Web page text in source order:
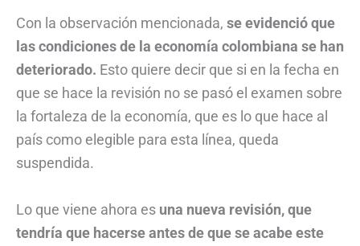
Con la observación mencionada, se evidenció que
las condiciones de la economía colombiana se han
deteriorado. Esto quiere decir que si en la fecha en
que se hace la revisión no se pasó el examen sobre
la fortaleza de la economía, que es lo que hace al
país como elegible para esta línea, queda
suspendida.
Lo que viene ahora es una nueva revisión, que
tendría que hacerse antes de que se acabe este